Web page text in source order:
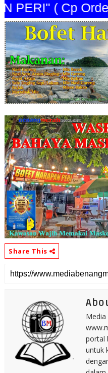
( Cp Order
Share This
Media
portal
untuk